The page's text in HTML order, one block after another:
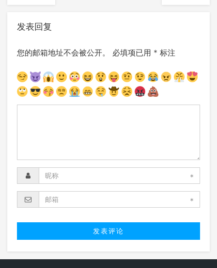
发表回复
您的邮箱地址不会被公开。 必填项已用 * 标注
*
*